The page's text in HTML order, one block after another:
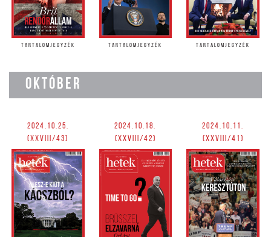
TARTALOMJEGYZÉK TARTALOMJEGYZÉK TARTALOMJEGYZÉK
OKTÓBER
2024.10.25.
(XXVIII/43)
2024.10.18.
(XXVIII/42)
2024.10.11.
(XXVIII/41)